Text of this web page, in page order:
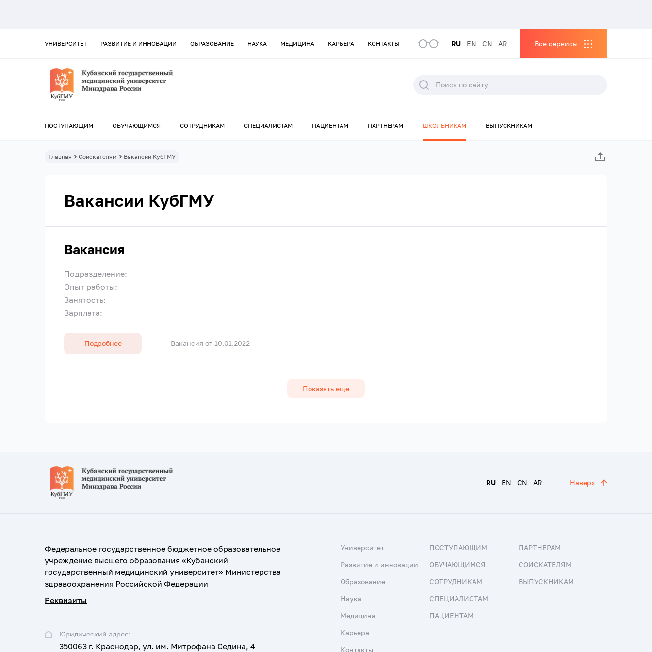
УНИВЕРСИТЕТ РАЗВИТИЕ И ИННОВАЦИИ ОБРАЗОВАНИЕ НАУКА МЕДИЦИНА КАРЬЕРА КОНТАКТЫ RU EN CN AR Все сервисы
ПОСТУПАЮЩИМ ОБУЧАЮЩИМСЯ СОТРУДНИКАМ СПЕЦИАЛИСТАМ ПАЦИЕНТАМ ПАРТНЕРАМ ШКОЛЬНИКАМ ВЫПУСКНИКАМ
Главная Соискателям Вакансии КубГМУ
Вакансии КубГМУ
Вакансия
Подразделение:
Опыт работы:
Занятость:
Зарплата:
Подробнее Вакансия от 10.01.2022
Показать еще
RU EN CN AR Наверх
Федеральное государственное бюджетное образовательное
учреждение высшего образования «Кубанский
государственный медицинский университет» Министерства
здравоохранения Российской Федерации
Реквизиты
Юридический адрес:
350063 г. Краснодар, ул. им. Митрофана Седина, 4
Университет
Развитие и инновации
Образование
Наука
Медицина
Карьера
Контакты
ПОСТУПАЮЩИМ
ОБУЧАЮЩИМСЯ
СОТРУДНИКАМ
СПЕЦИАЛИСТАМ
ПАЦИЕНТАМ
ПАРТНЕРАМ
СОИСКАТЕЛЯМ
ВЫПУСКНИКАМ